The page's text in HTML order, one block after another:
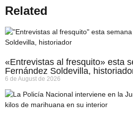
Related
«Entrevistas al fresquito» esta
Fernández Soldevilla,
6 de August de 2026